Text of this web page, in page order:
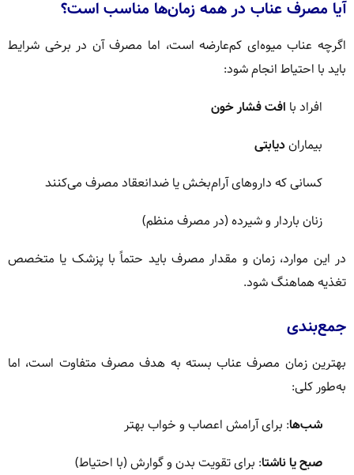
آیا مصرف عناب در همه زمان‌ها مناسب است؟
اگرچه عناب میوه‌ای کم‌عارضه است، اما مصرف آن در برخی شرایط
باید با احتیاط انجام شود:
افراد با افت فشار خون
بیماراندیابتی
کسانی که داروهای آرام‌بخش یا ضدانعقاد مصرف می‌کنند
زنان باردار و شیرده (در مصرف منظم)
در این موارد، زمان و مقدار مصرف باید حتماً با پزشک یا متخصص
تغذیه هماهنگ شود.
جمع‌بندی
بهترین زمان مصرف عناب بسته به هدف مصرف متفاوت است، اما
به‌طور کلی:
شب‌ها: برای آرامش اعصاب و خواب بهتر
صبح یا ناشتا: برای تقویت بدن و گوارش (با احتیاط)